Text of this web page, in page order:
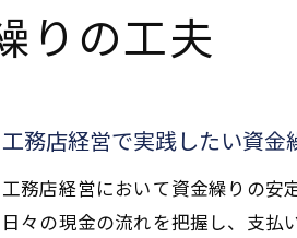
りの工夫
工務店経営で実践したい資金
工務店経営において資金繰りの安
日々の現金の流れを把握し、支払